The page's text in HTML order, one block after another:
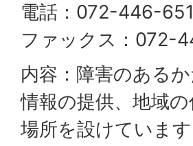
電話：072-446-
ファックス：072-
内容：障害のある
情報の提供、地域
場所を設けています